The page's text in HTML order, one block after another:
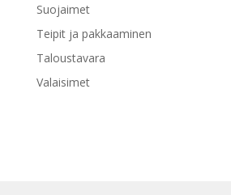
Suojaimet
Teipit ja pakkaaminen
Taloustavara
Valaisimet